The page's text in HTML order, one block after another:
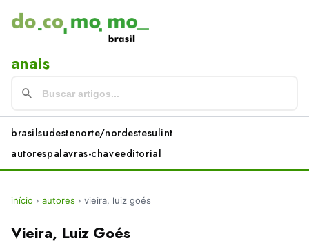
anais
brasilsudestenorte/nordestesulint
autorespalavras-chaveeditorial
início › autores › vieira, luiz goés
Vieira, Luiz Goés